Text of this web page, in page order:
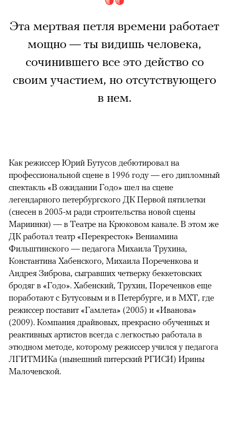
Эта мертвая петля времени работает
мощно — ты видишь человека,
сочинившего все это действо со
своим участием, но отсутствующего
в нем.
Как режиссер Юрий Бутусов дебютировал на
профессиональной сцене в 1996 году — его дипломный
спектакль «В ожидании Годо» шел на сцене
легендарного петербургского ДК Первой пятилетки
(снесен в 2005-м ради строительства новой сцены
Мариинки) — в Театре на Крюковом канале. В этом же
ДК работал театр «Перекресток» Вениамина
Фильштинского — педагога Михаила Трухина,
Константина Хабенского, Михаила Пореченкова и
Андрея Зиброва, сыгравших четверку беккетовских
бродяг в «Годо». Хабенский, Трухин, Пореченков еще
поработают с Бутусовым и в Петербурге, и в МХТ, где
режиссер поставит «Гамлета» (2005) и «Иванова»
(2009). Компания драйвовых, прекрасно обученных и
реактивных артистов всегда с легкостью работала в
этюдном методе, которому режиссер учился у педагога
ЛГИТМИКа (нынешний питерский РГИСИ) Ирины
Малочевской.